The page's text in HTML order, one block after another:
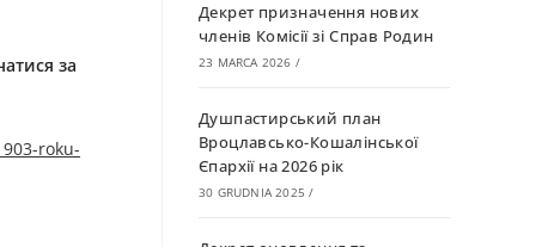
за
roku-
Декрет призначення нових
членів Комісії зі Справ Родин
23 MARCA 2026 /
Душпастирський план
Вроцлавсько-Кошалінської
Єпархії на 2026 рік
30 GRUDNIA 2025 /